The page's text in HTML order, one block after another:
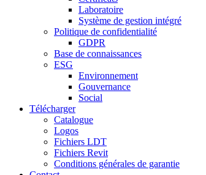
Laboratoire
Système de gestion intégré
Politique de confidentialité
GDPR
Base de connaissances
ESG
Environnement
Gouvernance
Social
Télécharger
Catalogue
Logos
Fichiers LDT
Fichiers Revit
Conditions générales de garantie